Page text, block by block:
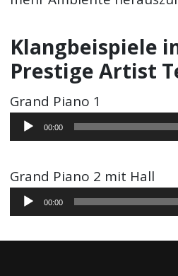
Klangbeispiele
Prestige Artist
Grand Piano 1
Audio-
Player
00:00
Grand Piano 2 mit Hall
Audio-
Player
00:00